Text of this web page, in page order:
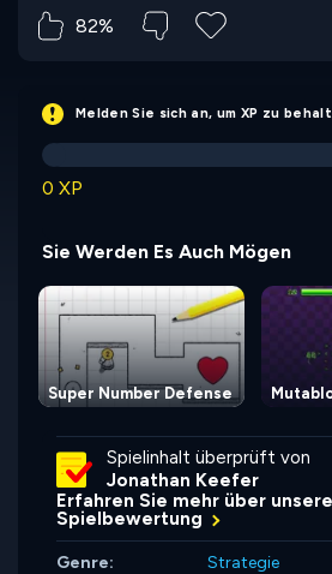
82%
Melden Sie sich an, um XP zu
0 XP
Sie Werden Es Auch Mögen
Super Number Defense
Spielinhalt überprüft von
Jonathan Keefer
Erfahren Sie mehr über
Spielbewertung
Genre:
Strategie